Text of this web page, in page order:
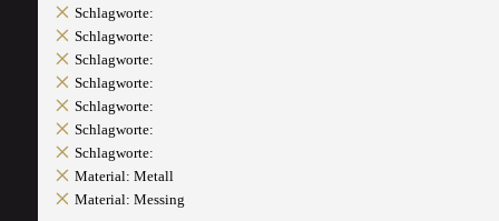
Schlagworte:
Schlagworte:
Schlagworte:
Schlagworte:
Schlagworte:
Schlagworte:
Schlagworte:
Material: Metall
Material: Messing